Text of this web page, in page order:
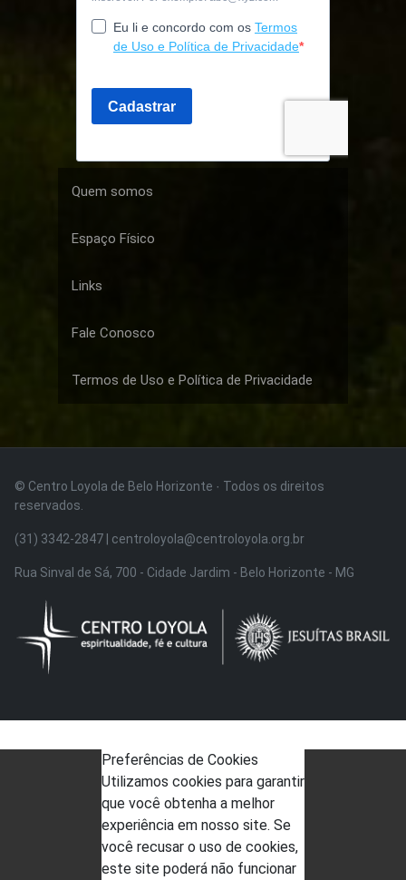
Quem somos
Espaço Físico
Links
Fale Conosco
Termos de Uso e Política de Privacidade
© Centro Loyola de Belo Horizonte · Todos os direitos
reservados.
(31) 3342-2847 | centroloyola@centroloyola.org.br
Rua Sinval de Sá, 700 - Cidade Jardim - Belo Horizonte - MG
Preferências de Cookies
Utilizamos cookies para garantir
que você obtenha a melhor
experiência em nosso site. Se
você recusar o uso de cookies,
este site poderá não funcionar